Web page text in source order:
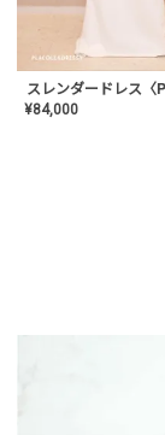
¥84,000